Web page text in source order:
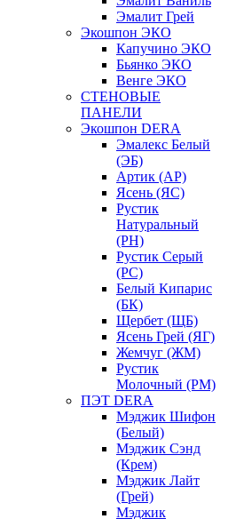
Эмалит Грей
Экошпон ЭКО
Капучино ЭКО
Бьянко ЭКО
Венге ЭКО
СТЕНОВЫЕ
ПАНЕЛИ
Экошпон DERA
Эмалекс Белый
(ЭБ)
Артик (АР)
Ясень (ЯС)
Рустик
Натуральный
(РН)
Рустик Серый
(РС)
Белый Кипарис
(БК)
Щербет (ЩБ)
Ясень Грей (ЯГ)
Жемчуг (ЖМ)
Рустик
Молочный (РМ)
ПЭТ DERA
Мэджик Шифон
(Белый)
Мэджик Сэнд
(Крем)
Мэджик Лайт
(Грей)
Мэджик